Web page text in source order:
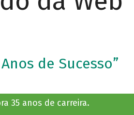
de Sucesso”
35 anos de carreira.